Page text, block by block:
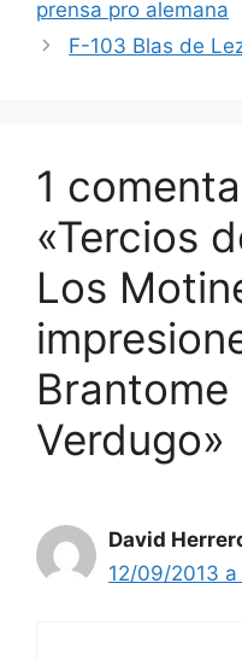
prensa pro alemana
F-103 Blas de
1
«Tercios
Los
Verdugo»
David
12/09/2013 a